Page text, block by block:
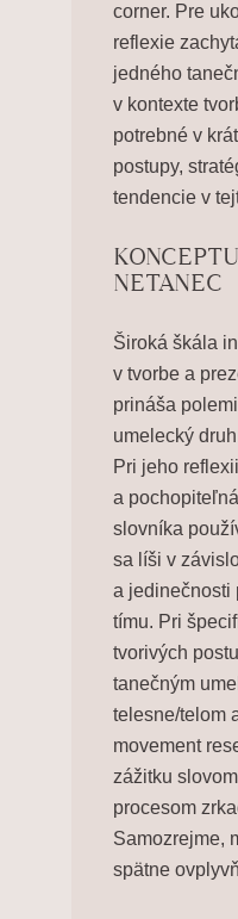
corner. Pre
reflexie
jedného
v kontexte
potrebné v
postupy,
tendencie v
NETANEC
Široká škála
v tvorbe a
prináša
umelecký
Pri jeho
a
slovníka
sa líši v
a jedinečnosti
tímu. Pri
tvorivých
tanečným
telesne/telom
movement
zážitku
procesom
Samozrejme,
spätne